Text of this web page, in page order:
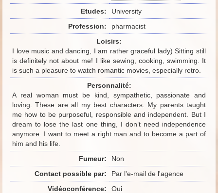
Etudes:
University
Profession:
pharmacist
Loisirs:
I love music and dancing, I am rather graceful lady) Sitting still
is definitely not about me! I like sewing, cooking, swimming. It
is such a pleasure to watch romantic movies, especially retro.
Personnalité:
A real woman must be kind, sympathetic, passionate and
loving. These are all my best characters. My parents taught
me how to be purposeful, responsible and independent. But I
dream to lose the last one thing, I don’t need independence
anymore. I want to meet a right man and to become a part of
him and his life.
Fumeur:
Non
Contact possible par:
Par l'e-mail de l'agence
Vidéoconférence:
Oui